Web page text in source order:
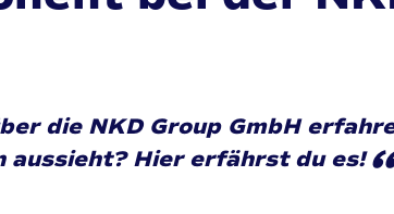
die NKD Group GmbH
aussieht? Hier erfährst du es!“